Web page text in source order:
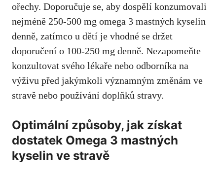
ořechy. Doporučuje se, aby dospělí konzumovali
nejméně 250-500 mg omega 3 mastných kyselin
denně, zatímco u dětí je vhodné se držet
doporučení o 100-250 mg denně. Nezapomeňte
konzultovat svého lékaře nebo odborníka na
výživu před jakýmkoli významným změnám ve
stravě nebo používání doplňků stravy.
Optimální způsoby, jak získat
dostatek Omega 3 mastných
kyselin ve stravě